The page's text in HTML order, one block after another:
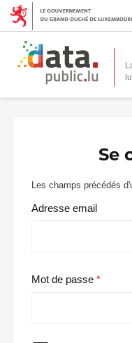
Se
Les champs précédés
Adresse email
Mot de passe